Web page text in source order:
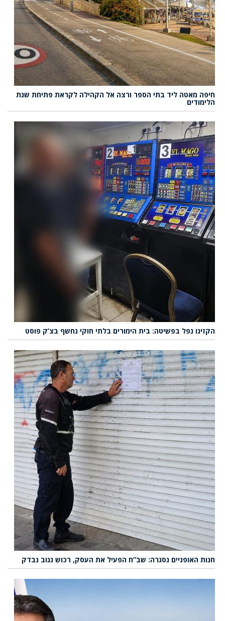
חיפה מאטה ליד בתי הספר ורצה אל הקהילה לקראת פתיחת שנת
הלימודים
הקזינו נפל בפשיטה: בית הימורים בלתי חוקי נחשף בצ’ק פוסט
חנות האופניים נסגרה: שב”ח הפעיל את העסק, רכוש גנוב נבדק